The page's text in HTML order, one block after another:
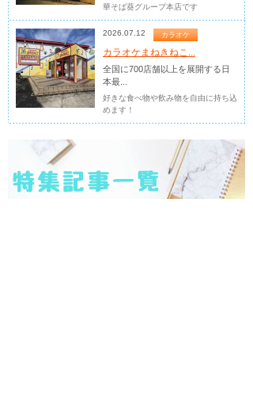
華そば葵グループ本店です
2026.07.12 カラオケ
カラオケまねきねこ...
全国に700店舗以上を展開する日
本最...
好きな食べ物や飲み物を自由に持ち込
めます！